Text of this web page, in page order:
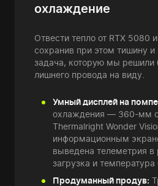
охлаждение
Отвести тепло от RTX 5080
сохранив при этом тишину
задача, которую мы решили
лишнего провода на виду.
Умный дисплей на
охлаждения — 360-мм
Thermalright Wonder
информационным
выведена телеметрия
загрузка и температура
Продуманный продув: